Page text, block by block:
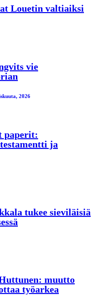
Louetin valtiaiksi
vie
2026
paperit:
ja
tukee sieviläisiä
muutto
työarkea